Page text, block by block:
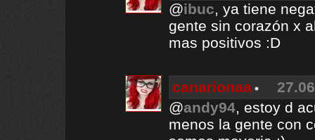
@ibuc, ya tiene
gente sin corazón x
mas positivos :D
canarionaa
@andy94, estoy d
menos la gente con